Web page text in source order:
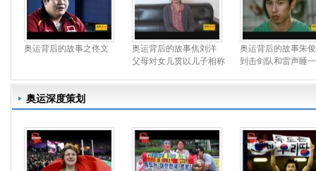
奥运背后的故事之佟文
奥运背后的故事焦刘洋
父母对女儿贯以儿子相称
奥运背后的故事朱
到击剑队和雷声睡
奥运深度策划